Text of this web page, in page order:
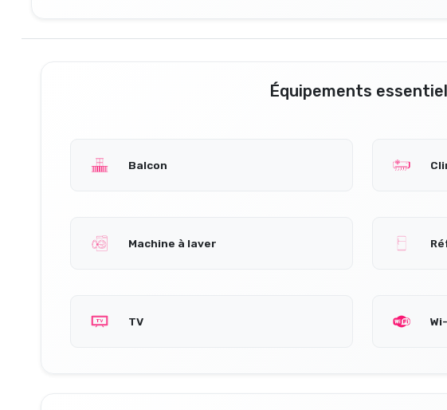
Équipements
Balcon
Machine à laver
TV